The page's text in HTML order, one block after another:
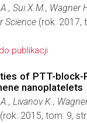
Sui X.M., Wagner
Science (rok: 2017,
publikacji
of PTT-
nanoplatelets
Livanov K.,
(rok: 2015, tom: 9,